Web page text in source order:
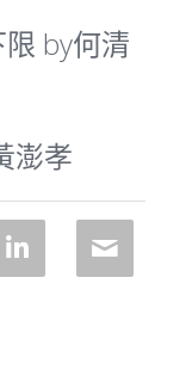
by何清
澎孝